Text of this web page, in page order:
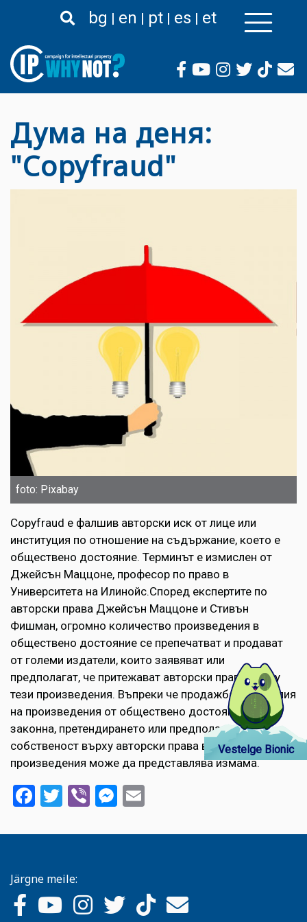
edasi
juurde
bg en pt es et
Дума на деня:
"Copyfraud"
foto: Pixabay
Copyfraud е фалшив авторски иск от лице или
институция по отношение на съдържание, което е
обществено достояние. Терминът е измислен от
Джейсън Маццоне, професор по право в
Университета на Илинойс.Според експертите по
авторски права Джейсън Маццоне и Стивън
Фишман, огромно количество произведения в
обществено достояние се препечатват и продават
от големи издатели, които заявяват или
предполагат, че притежават авторски права върху
тези произведения. Въпреки че продажбата на копия
на произведения от обществено достояние е
законна, претендирането или предполагането на
собственост върху авторски права върху тези
произведения може да представлява измама.
Facebook
Twitter
ViberMessenger
Vestelge Bionic
Järgne meile: